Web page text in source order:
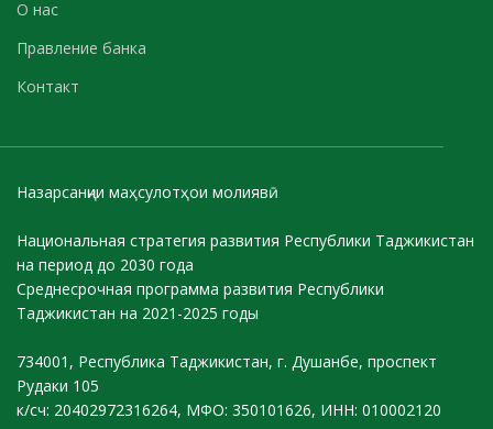
О нас
Правление банка
Контакт
Назарсанҷии маҳсулотҳои молиявӣ
Национальная стратегия развития Республики Таджикистан
на период до 2030 года
Среднесрочная программа развития Республики
Таджикистан на 2021-2025 годы
734001, Республика Таджикистан, г. Душанбе, проспект
Рудаки 105
к/сч: 20402972316264, МФО: 350101626, ИНН: 010002120